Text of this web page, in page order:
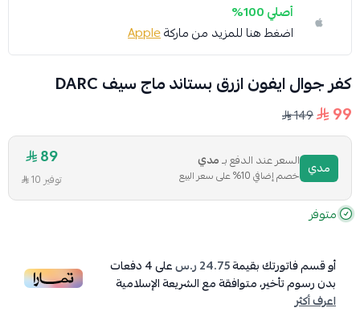
أصلي 100%
اضغط هنا للمزيد من ماركةApple
كفر جوال ايفون ازرق بستاند ماج سيف DARC
99
149
مدي السعر عند الدفع بـمدي
خصم إضافي 10% على سعر البيع
89
توفير 10
متوفر
أو قسم فاتورتك بقيمة24.75 ر.س على4دفعات
بدون رسوم تأخير، متوافقة مع الشريعة الإسلامية
اعرف أكثر